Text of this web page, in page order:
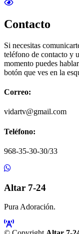
Contacto
Si necesitas
teléfono de contacto y
momento puedes
botón que ves en la
Correo:
vidartv@gmail.com
Teléfono:
968-35-30-30/33
Altar 7-24
Pura Adoración.